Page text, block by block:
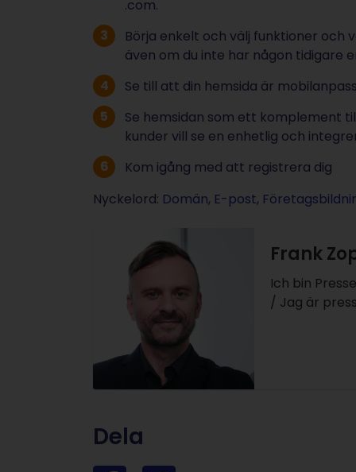
.com.
Börja enkelt och välj funktioner
även om du inte har någon tidigare
Se till att din hemsida är
Se hemsidan som ett komplement
kunder vill se en enhetlig och
Kom igång med att registrera dig
Nyckelord: Domän, E-post,
Frank
Ich bin
/ Jag är
Dela